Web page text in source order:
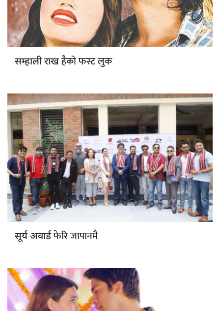
सम्हाली राखहैको फस्ट लुक
सूर्य अवार्डफेरि जापानमै